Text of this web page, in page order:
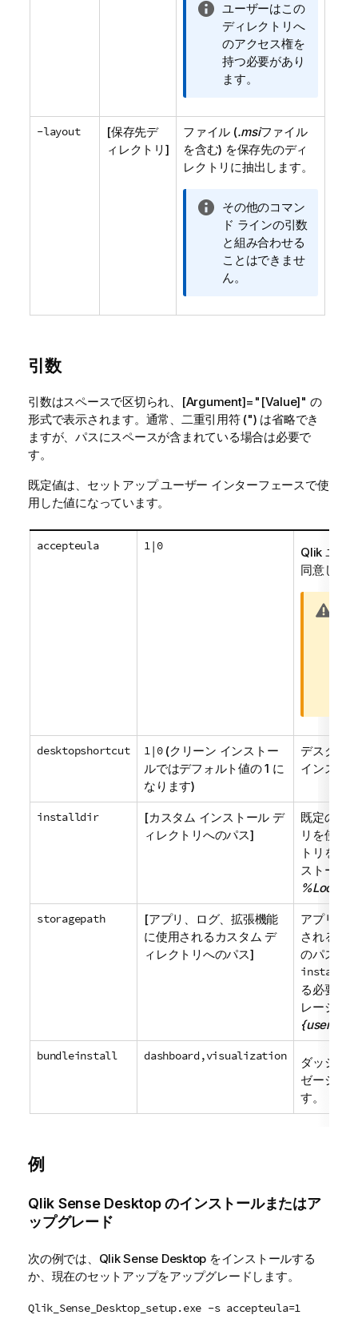
情
報
メ
モ
ユーザーはこの
ディレクトリへ
のアクセス権を
持つ必要があり
ます。
-layout
[保存先デ
ィレクトリ]
ファイル (.msiファイル
を含む) を保存先のディ
レクトリに抽出します。
情
報
メ
モ
その他のコマン
ド ラインの引数
と組み合わせる
ことはできませ
ん。
引数
引数はスペースで区切られ、[Argument]="[Value]" の
形式で表示されます。通常、二重引用符 (") は省略でき
ますが、パスにスペースが含まれている場合は必要で
す。
既定値は、セットアップ ユーザー インターフェースで使
用した値になっています。
accepteula 1|0
Qlik ユー
同意しま
desktopshortcut 1|0(クリーン インストー
ルではデフォルト値の 1 に
なります)
デスクト
インスト
installdir
[カスタム インストール デ
ィレクトリへのパス]
既定のイ
リを使用
トリを定
ストール
storagepath
[アプリ、ログ、拡張機能
に使用されるカスタム デ
ィレクトリへのパス]
アプリ、
されるカ
のパスを
る必要が
レージ パ
bundleinstall dashboard,visualization
ダッシュ
ゼーショ
す。
例
Qlik Sense Desktopのインストールまたはア
ップグレード
次の例では、 Qlik Sense Desktop をインストールする
か、現在のセットアップをアップグレードします。
Qlik_Sense_Desktop_setup.exe -s accepteula=1